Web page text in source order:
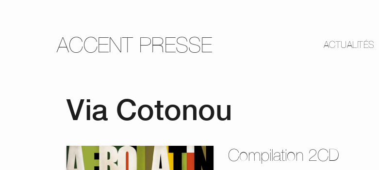
ACCENT PRESSE ACTUALITÉS
Via Cotonou
Compilation 2CD